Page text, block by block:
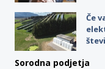
Če
Sorodna podjetja